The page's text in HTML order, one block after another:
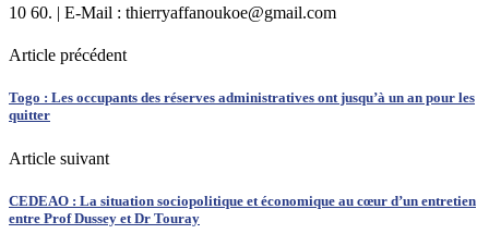
10 60. | E-Mail : thierryaffanoukoe@gmail.com
Article précédent
Togo : Les occupants des réserves administratives ont jusqu’à un an pour les
quitter
Article suivant
CEDEAO : La situation sociopolitique et économique au cœur d’un entretien
entre Prof Dussey et Dr Touray